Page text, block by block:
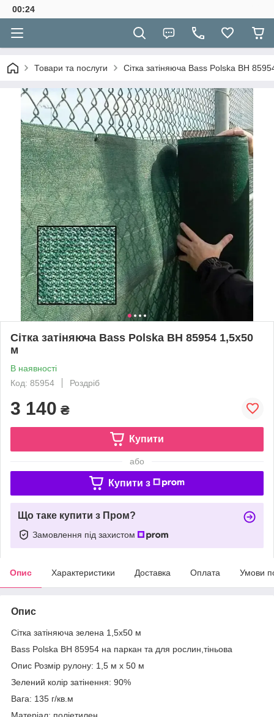
00:24
Товари та послуги Сітка затіняюча Bass Polska BH
Сітка затіняюча Bass Polska BH 85954 1,5х50
м
В наявності
Код: 85954
Роздріб
3 140 ₴
Купити
або
Купити з
Що таке купити з Пром?
Замовлення під захистом
Опис Характеристики Доставка Оплата Умови
Опис
Сітка затіняюча зелена 1,5х50 м
Bass Polska BH 85954 на паркан та для рослин,тіньова
Опис Розмір рулону: 1,5 м х 50 м
Зелений колір затінення: 90%
Вага: 135 г/кв.м
Матеріал: поліетилен